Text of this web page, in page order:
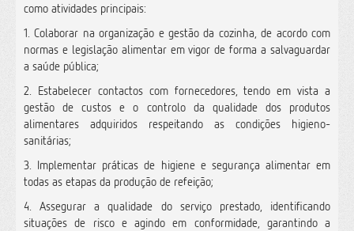
como atividades principais:
1. Colaborar na organização e gestão da cozinha, de acordo com
normas e legislação alimentar em vigor de forma a salvaguardar
a saúde pública;
2. Estabelecer contactos com fornecedores, tendo em vista a
gestão de custos e o controlo da qualidade dos produtos
alimentares adquiridos respeitando as condições higieno-
sanitárias;
3. Implementar práticas de higiene e segurança alimentar em
todas as etapas da produção de refeição;
4. Assegurar a qualidade do serviço prestado, identificando
situações de risco e agindo em conformidade, garantindo a